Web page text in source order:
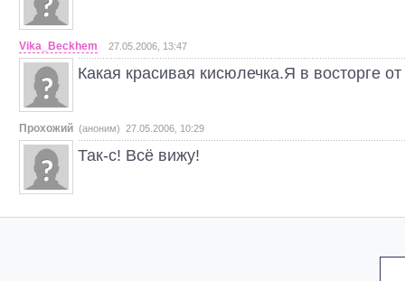
Vika_Beckhem 27.05.2006, 13:47
Какая красивая кисюлечка.Я в восторге
Прохожий (аноним) 27.05.2006, 10:29
Так-с! Всё вижу!